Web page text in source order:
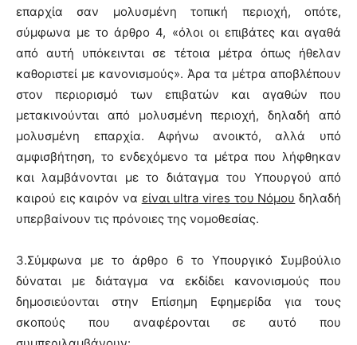
επαρχία σαν μολυσμένη τοπική περιοχή, οπότε,
σύμφωνα με το άρθρο 4, «όλοι οι επιβάτες και αγαθά
από αυτή υπόκεινται σε τέτοια μέτρα όπως ήθελαν
καθοριστεί με κανονισμούς». Άρα τα μέτρα αποβλέπουν
στον περιορισμό των επιβατών και αγαθών που
μετακινούνται από μολυσμένη περιοχή, δηλαδή από
μολυσμένη επαρχία. Αφήνω ανοικτό, αλλά υπό
αμφισβήτηση, το ενδεχόμενο τα μέτρα που λήφθηκαν
και λαμβάνονται με το διάταγμα του Υπουργού από
καιρού εις καιρόν να είναι ultra vires του Νόμου δηλαδή
υπερβαίνουν τις πρόνοιες της νομοθεσίας.
3.Σύμφωνα με το άρθρο 6 το Υπουργικό Συμβούλιο
δύναται με διάταγμα να εκδίδει κανονισμούς που
δημοσιεύονται στην Επίσημη Εφημερίδα για τους
σκοπούς που αναφέρονται σε αυτό που